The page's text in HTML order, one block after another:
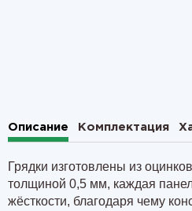
Описание Комплектация
Грядки изготовлены из
толщиной 0,5 мм, каждая
жёсткости, благодаря чему